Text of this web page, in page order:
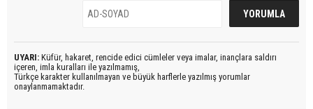
UYARI: Küfür, hakaret, rencide edici cümleler veya imalar, inançlara saldırı
içeren, imla kuralları ile yazılmamış,
Türkçe karakter kullanılmayan ve büyük harflerle yazılmış yorumlar
onaylanmamaktadır.